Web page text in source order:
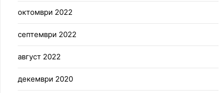
октомври 2022
септември 2022
август 2022
декември 2020